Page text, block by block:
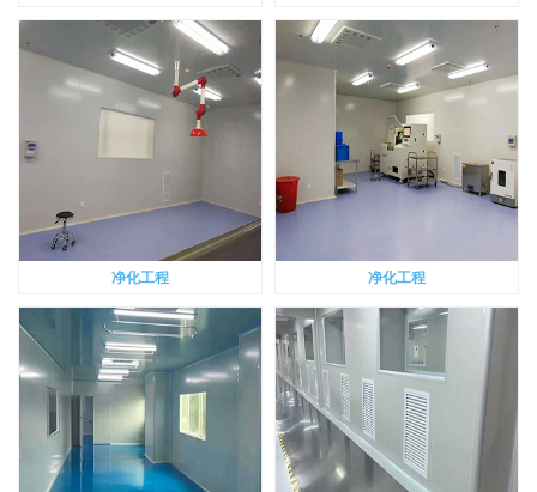
净化工程 净化工程